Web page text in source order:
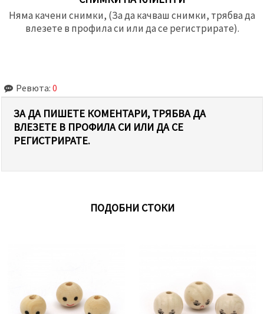
Няма качени снимки, (За да качваш снимки, трябва да
влезете в профила си или да се регистрирате).
Ревюта: 0
ЗА ДА ПИШЕТЕ КОМЕНТАРИ, ТРЯБВА ДА
ВЛЕЗЕТЕ В ПРОФИЛА СИ ИЛИ ДА СЕ
РЕГИСТРИРАТЕ.
ПОДОБНИ СТОКИ